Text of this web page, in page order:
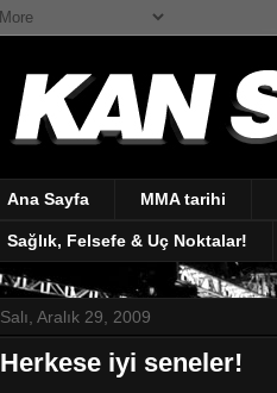
Ana Sayfa MMA tarihi
Sağlık, Felsefe & Uç Noktalar!
Salı, Aralık 29, 2009
Herkese iyi seneler!